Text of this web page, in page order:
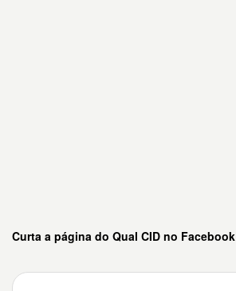
Curta a página do Qual CID no Facebook